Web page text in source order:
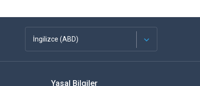
İngilizce (ABD)
Français
Yasal Bilgiler